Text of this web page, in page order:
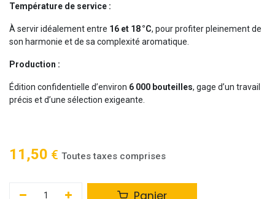
Température de service :
À servir idéalement entre 16 et 18 °C, pour profiter pleinement de
son harmonie et de sa complexité aromatique.
Production :
Édition confidentielle d’environ 6 000 bouteilles, gage d’un travail
précis et d’une sélection exigeante.
11,50 € Toutes taxes comprises
Panier